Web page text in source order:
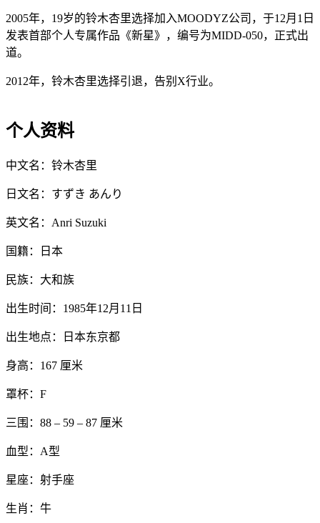
2005年，19岁的铃木杏里选择加入MOODYZ公司，于12月1日
发表首部个人专属作品《新星》，编号为MIDD-050，正式出
道。
2012年，铃木杏里选择引退，告别X行业。
个人资料
中文名：铃木杏里
日文名：すずき あんり
英文名：Anri Suzuki
国籍：日本
民族：大和族
出生时间：1985年12月11日
出生地点：日本东京都
身高：167 厘米
罩杯：F
三围：88 – 59 – 87 厘米
血型：A型
星座：射手座
生肖：牛